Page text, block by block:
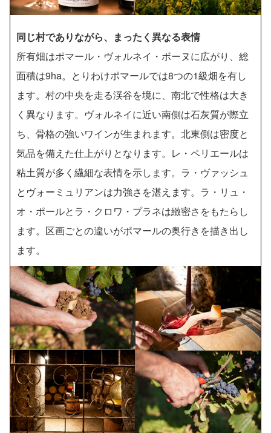
同じ村でありながら、まったく異なる表情
所有畑はポマール・ヴォルネイ・ボーヌに広がり、総
面積は9ha。とりわけポマールでは8つの1級畑を有し
ます。村の中央を走る渓谷を境に、南北で性格は大き
く異なります。ヴォルネイに近い南側は石灰質が際立
ち、骨格の強いワインが生まれます。北東側は密度と
気品を備えた仕上がりとなります。レ・ペリエールは
粘土質が多く繊細な表情を示します。ラ・ヴァッシュ
とヴォーミュリアンは力強さを湛えます。ラ・リュ・
オ・ポールとラ・クロワ・プラネは緻密さをもたらし
ます。区画ごとの違いがポマールの奥行きを描き出し
ます。